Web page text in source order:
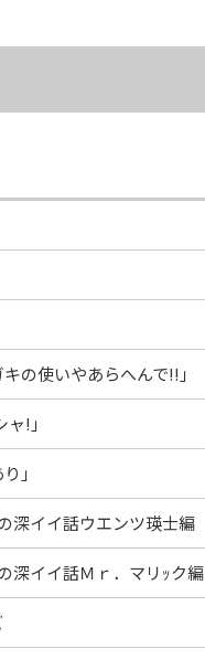
の使いやあらへんで!!」
!」
」
深イイ話ウエンツ瑛士編
深イイ話Ｍｒ．マリｯク編